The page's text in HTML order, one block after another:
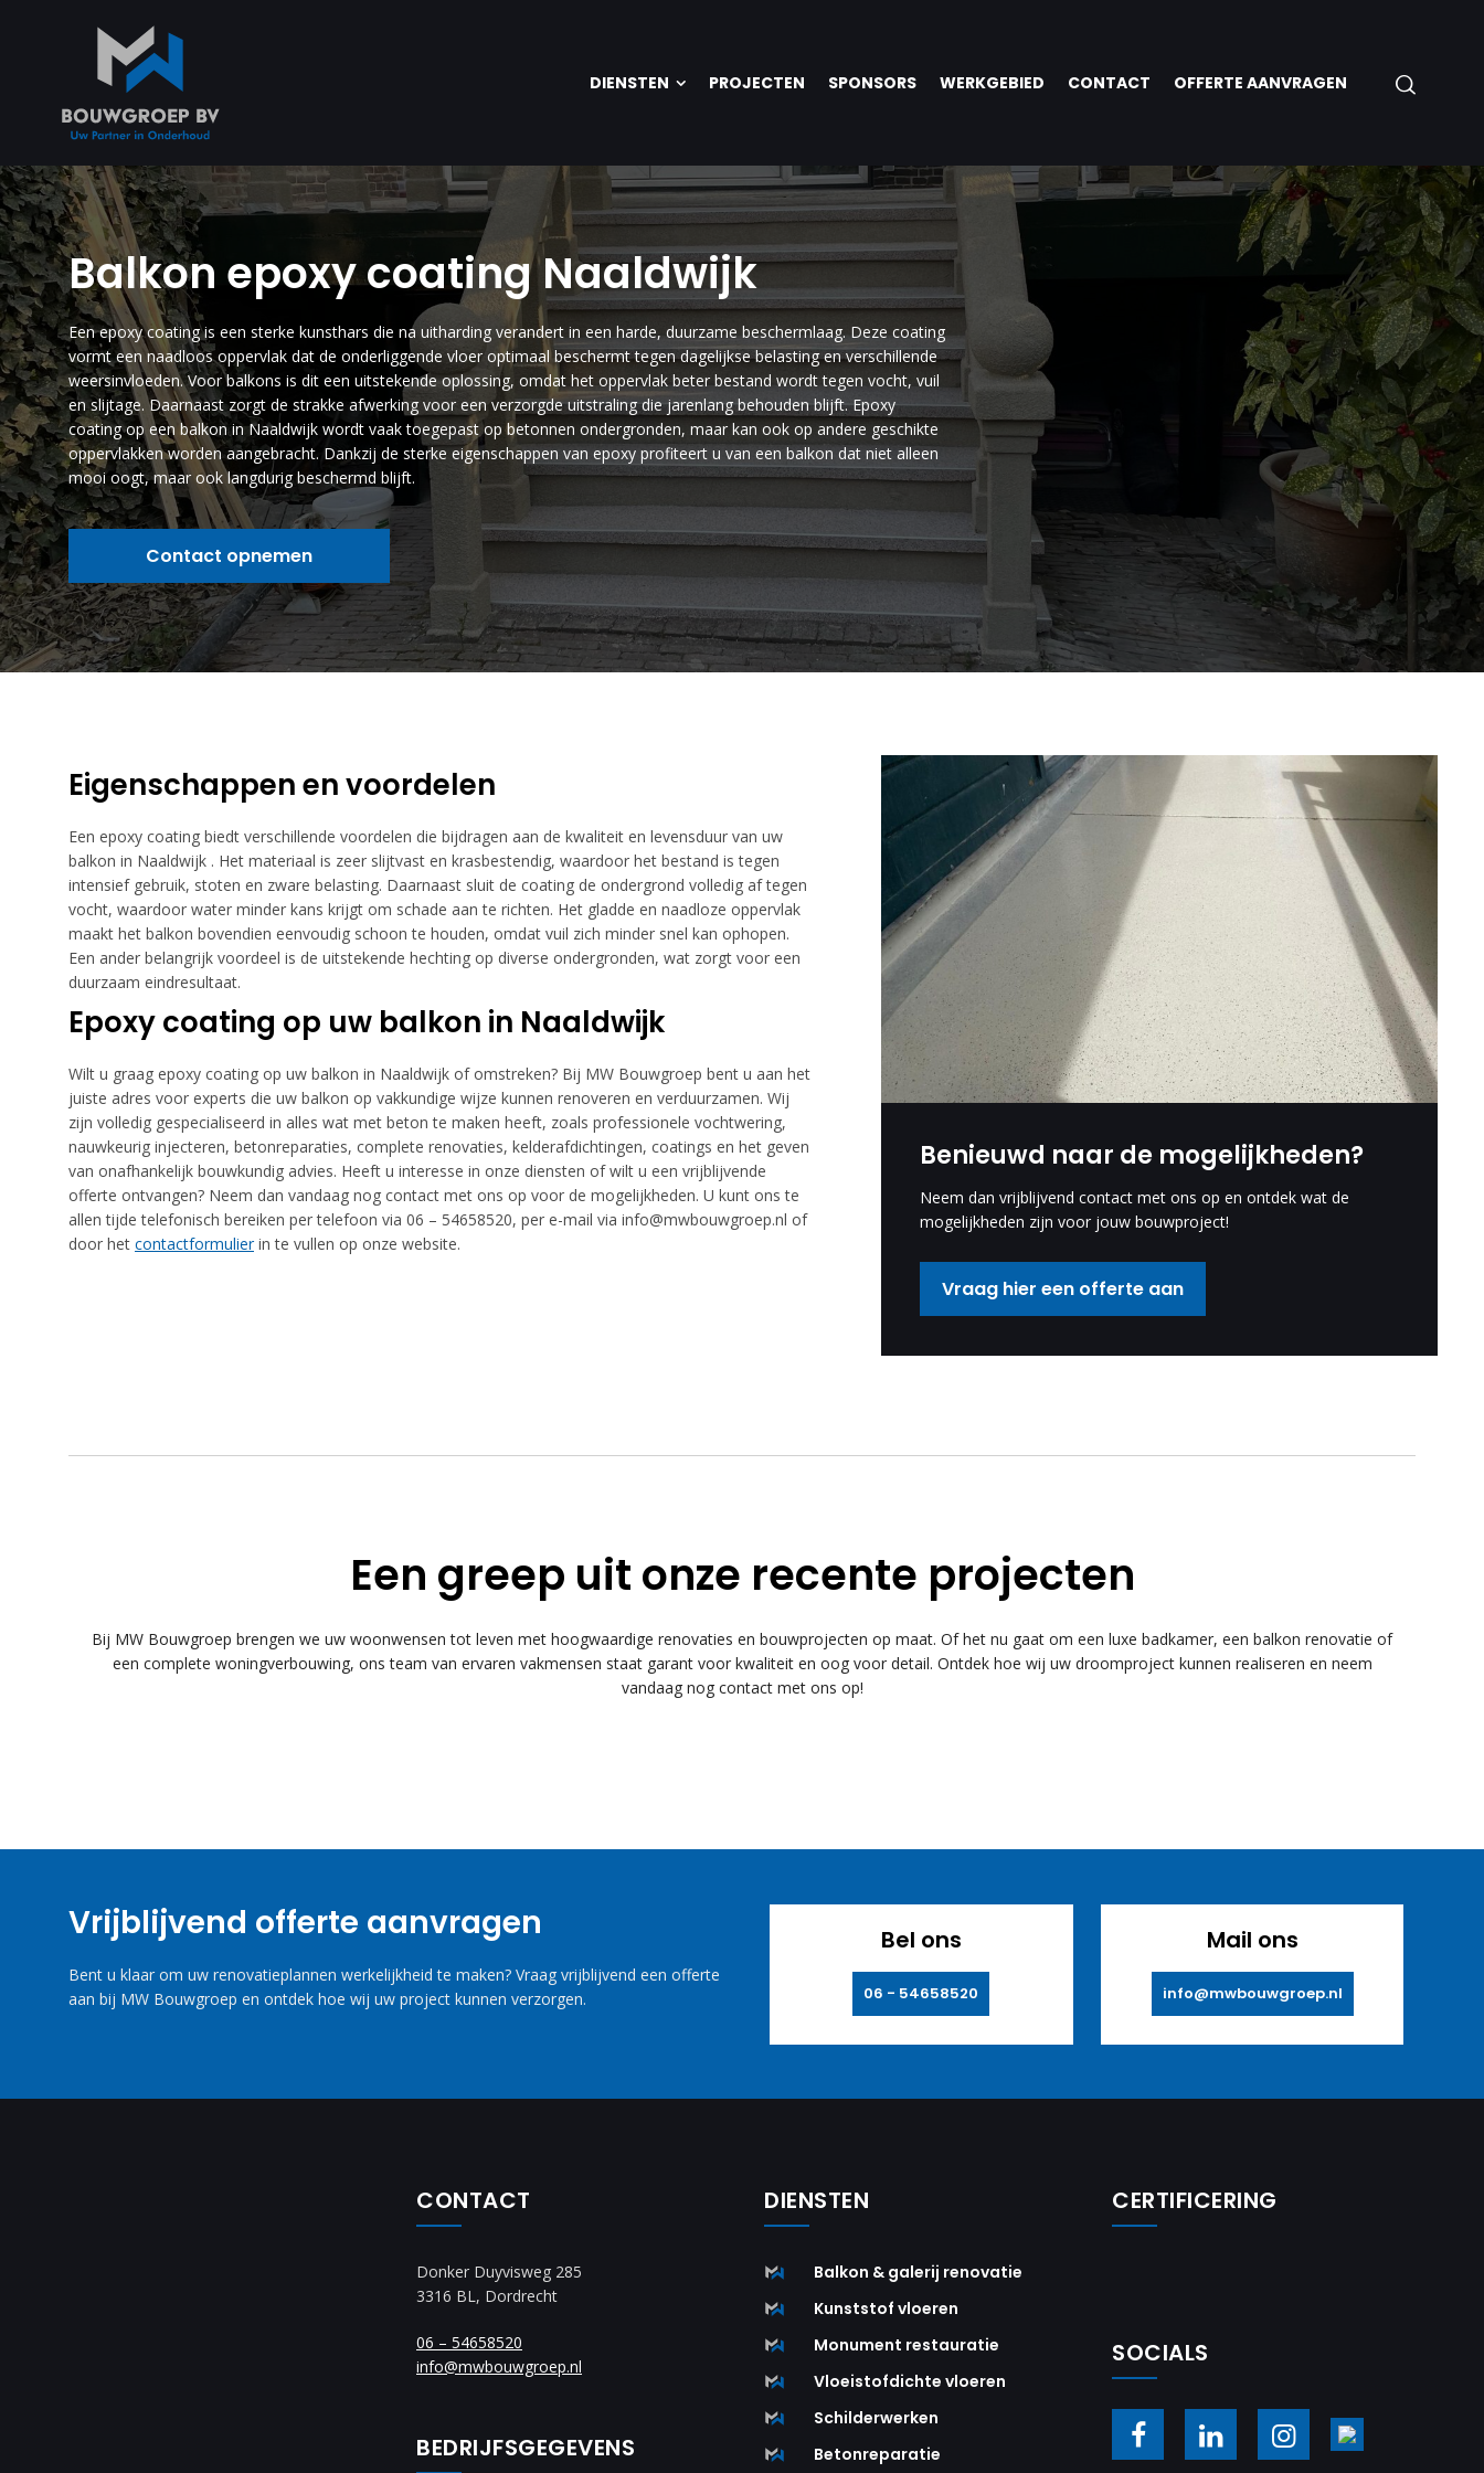
DIENSTEN PROJECTEN SPONSORS WERKGEBIED CONTACT OFFERTE AANVRAGEN
Balkon epoxy coating Naaldwijk
Een epoxy coating is een sterke kunsthars die na uitharding verandert in een harde, duurzame beschermlaag. Deze coating
vormt een naadloos oppervlak dat de onderliggende vloer optimaal beschermt tegen dagelijkse belasting en verschillende
weersinvloeden. Voor balkons is dit een uitstekende oplossing, omdat het oppervlak beter bestand wordt tegen vocht, vuil
en slijtage. Daarnaast zorgt de strakke afwerking voor een verzorgde uitstraling die jarenlang behouden blijft. Epoxy
coating op een balkon in Naaldwijk wordt vaak toegepast op betonnen ondergronden, maar kan ook op andere geschikte
oppervlakken worden aangebracht. Dankzij de sterke eigenschappen van epoxy profiteert u van een balkon dat niet alleen
mooi oogt, maar ook langdurig beschermd blijft.
Contact opnemen
Eigenschappen en voordelen
Een epoxy coating biedt verschillende voordelen die bijdragen aan de kwaliteit en levensduur van uw
balkon in Naaldwijk . Het materiaal is zeer slijtvast en krasbestendig, waardoor het bestand is tegen
intensief gebruik, stoten en zware belasting. Daarnaast sluit de coating de ondergrond volledig af tegen
vocht, waardoor water minder kans krijgt om schade aan te richten. Het gladde en naadloze oppervlak
maakt het balkon bovendien eenvoudig schoon te houden, omdat vuil zich minder snel kan ophopen.
Een ander belangrijk voordeel is de uitstekende hechting op diverse ondergronden, wat zorgt voor een
duurzaam eindresultaat.
Epoxy coating op uw balkon in Naaldwijk
Wilt u graag epoxy coating op uw balkon in Naaldwijk of omstreken? Bij MW Bouwgroep bent u aan het
juiste adres voor experts die uw balkon op vakkundige wijze kunnen renoveren en verduurzamen. Wij
zijn volledig gespecialiseerd in alles wat met beton te maken heeft, zoals professionele vochtwering,
nauwkeurig injecteren, betonreparaties, complete renovaties, kelderafdichtingen, coatings en het geven
van onafhankelijk bouwkundig advies. Heeft u interesse in onze diensten of wilt u een vrijblijvende
offerte ontvangen? Neem dan vandaag nog contact met ons op voor de mogelijkheden. U kunt ons te
allen tijde telefonisch bereiken per telefoon via 06 – 54658520, per e-mail via info@mwbouwgroep.nl of
door het contactformulierin te vullen op onze website.
Benieuwd naar de mogelijkheden?
Neem dan vrijblijvend contact met ons op en ontdek wat de
mogelijkheden zijn voor jouw bouwproject!
Vraag hier een offerte aan
Een greep uit onze recente projecten
Bij MW Bouwgroep brengen we uw woonwensen tot leven met hoogwaardige renovaties en bouwprojecten op maat. Of het nu gaat om een luxe badkamer, een balkon renovatie of
een complete woningverbouwing, ons team van ervaren vakmensen staat garant voor kwaliteit en oog voor detail. Ontdek hoe wij uw droomproject kunnen realiseren en neem
vandaag nog contact met ons op!
Vrijblijvend offerte aanvragen
Bent u klaar om uw renovatieplannen werkelijkheid te maken? Vraag vrijblijvend een offerte
aan bij MW Bouwgroep en ontdek hoe wij uw project kunnen verzorgen.
Bel ons
06 - 54658520
Mail ons
info@mwbouwgroep.nl
CONTACT
Donker Duyvisweg 285
3316 BL, Dordrecht
06 – 54658520
info@mwbouwgroep.nl
BEDRIJFSGEGEVENS
DIENSTEN
Balkon & galerij renovatie
Kunststof vloeren
Monument restauratie
Vloeistofdichte vloeren
Schilderwerken
Betonreparatie
CERTIFICERING
SOCIALS